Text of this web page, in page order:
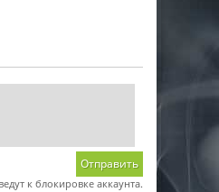
Отправить
к блокировке аккаунта.